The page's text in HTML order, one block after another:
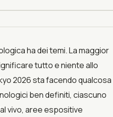
ha dei temi. La maggior
tutto e niente allo
2026 sta facendo qualcosa
ben definiti, ciascuno
vivo, aree espositive